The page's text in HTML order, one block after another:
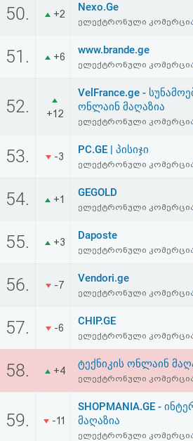
50. +2
Nexo.Ge
ელექტრონული
51. +6
www.brande.ge
ელექტრონული
52. +12
VelFrance.ge -
ონლაინ მაღაზია
ელექტრონული
53. -3
PC.GE | პისიჯი
ელექტრონული
54. +1
GEGOLD
ელექტრონული
55. +3
Daposte
ელექტრონული
56. -7
Vendori.ge
ელექტრონული
57. -6
CHIP.GE
ელექტრონული
58. +4
ტექნიკის ონლაინ
ელექტრონული
59. -11
SHOPMANIA.GE -
მაღაზია
ელექტრონული